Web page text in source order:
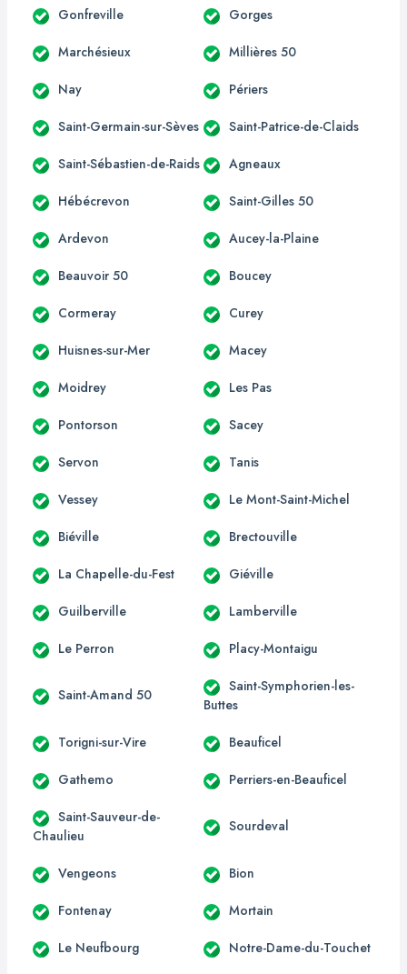
Gonfreville Gorges
Marchésieux Millières 50
Nay Périers
Saint-Germain-sur-Sèves Saint-Patrice-de-Claids
Saint-Sébastien-de-Raids Agneaux
Hébécrevon Saint-Gilles 50
Ardevon Aucey-la-Plaine
Beauvoir 50 Boucey
Cormeray Curey
Huisnes-sur-Mer Macey
Moidrey Les Pas
Pontorson Sacey
Servon Tanis
Vessey Le Mont-Saint-Michel
Biéville Brectouville
La Chapelle-du-Fest Giéville
Guilberville Lamberville
Le Perron Placy-Montaigu
Saint-Amand 50
Saint-Symphorien-les-
Buttes
Torigni-sur-Vire Beauficel
Gathemo Perriers-en-Beauficel
Saint-Sauveur-de-
Chaulieu
Sourdeval
Vengeons Bion
Fontenay Mortain
Le Neufbourg Notre-Dame-du-Touchet